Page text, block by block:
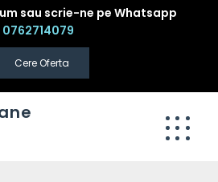
sau scrie-ne pe Whatsapp
0762714079
Cere Oferta